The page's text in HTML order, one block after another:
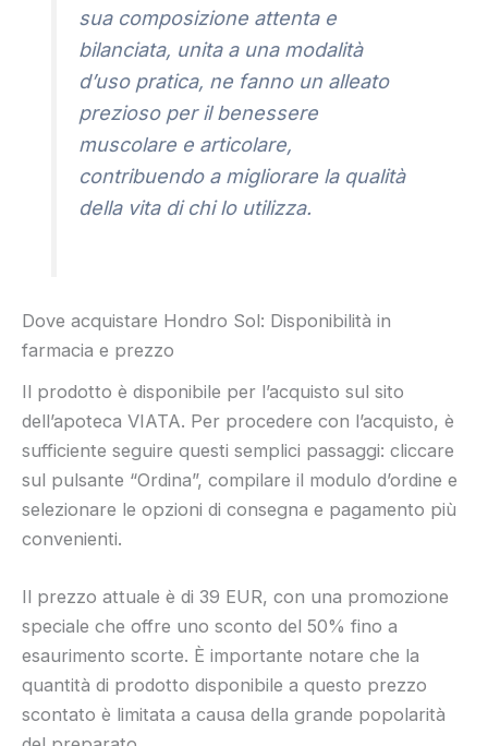
sua composizione attenta e
bilanciata, unita a una modalità
d’uso pratica, ne fanno un alleato
prezioso per il benessere
muscolare e articolare,
contribuendo a migliorare la qualità
della vita di chi lo utilizza.
Dove acquistare Hondro Sol: Disponibilità in
farmacia e prezzo
Il prodotto è disponibile per l’acquisto sul sito
dell’apoteca VIATA. Per procedere con l’acquisto, è
sufficiente seguire questi semplici passaggi: cliccare
sul pulsante “Ordina”, compilare il modulo d’ordine e
selezionare le opzioni di consegna e pagamento più
convenienti.
Il prezzo attuale è di 39 EUR, con una promozione
speciale che offre uno sconto del 50% fino a
esaurimento scorte. È importante notare che la
quantità di prodotto disponibile a questo prezzo
scontato è limitata a causa della grande popolarità